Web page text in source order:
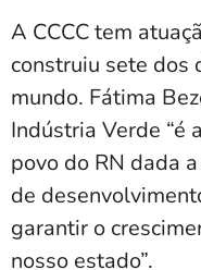
A CCCC tem
construiu sete dos
mundo. Fátima
Indústria Verde “é
povo do RN dada
de
garantir o
nosso estado”.